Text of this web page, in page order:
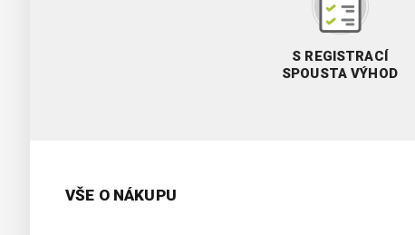
S REGISTRACÍ
SPOUSTA VÝHOD
VŠE O NÁKUPU